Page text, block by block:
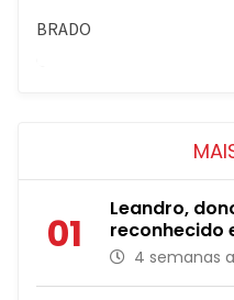
01
Leandro,
reconhecido
4 semanas